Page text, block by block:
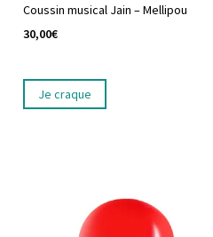
Coussin musical Jain – Mellipou
30,00€
Je craque